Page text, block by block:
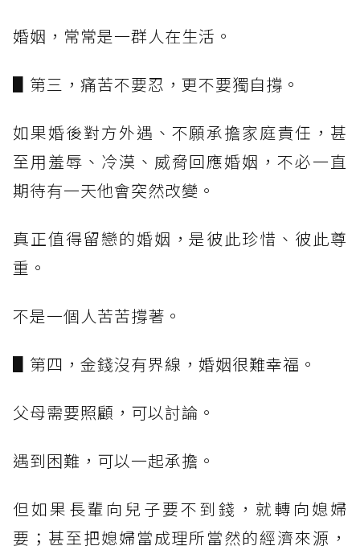
婚姻，常常是一群人在生活。
▋第三，痛苦不要忍，更不要獨自撐。
如果婚後對方外遇、不願承擔家庭責任，甚
至用羞辱、冷漠、威脅回應婚姻，不必一直
期待有一天他會突然改變。
真正值得留戀的婚姻，是彼此珍惜、彼此尊
重。
不是一個人苦苦撐著。
▋第四，金錢沒有界線，婚姻很難幸福。
父母需要照顧，可以討論。
遇到困難，可以一起承擔。
但如果長輩向兒子要不到錢，就轉向媳婦
要；甚至把媳婦當成理所當然的經濟來源，